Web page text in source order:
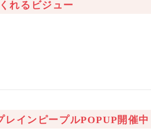
れるビジュー
レインピープルPOPUP開催中